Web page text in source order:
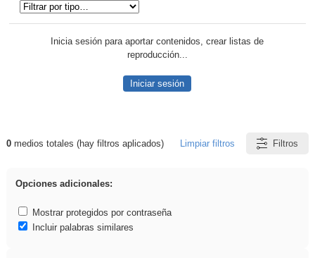
Inicia sesión para aportar contenidos, crear listas de
reproducción...
Iniciar sesión
Resultados de: ANIMALES
0medios totales (hay filtros aplicados) Limpiar filtros Filtros
Opciones adicionales:
Mostrar protegidos por contraseña
Incluir palabras similares